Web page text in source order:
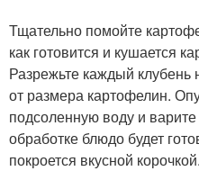
Тщательно помойте
как готовится и кушается
Разрежьте каждый клубень
от размера картофелин.
подсоленную воду и
обработке блюдо будет
покроется вкусной корочкой.